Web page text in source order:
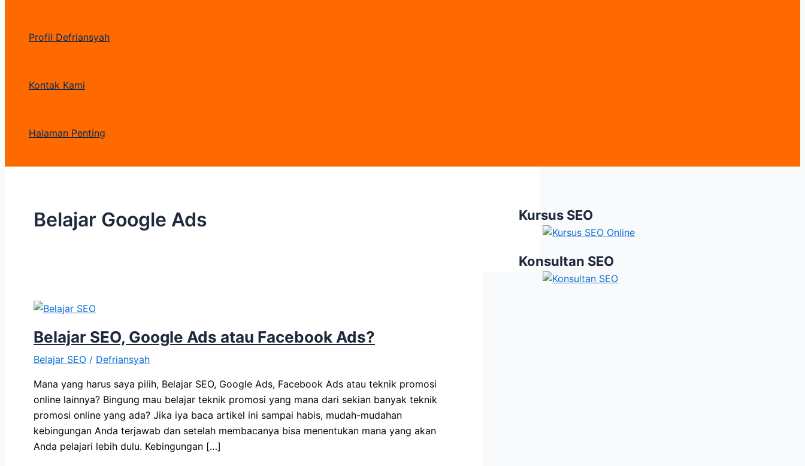
Profil Defriansyah
Kontak Kami
Halaman Penting
Belajar Google Ads
Belajar SEO, Google Ads atau Facebook Ads?
Belajar SEO / Defriansyah
Mana yang harus saya pilih, Belajar SEO, Google Ads, Facebook Ads atau teknik promosi
online lainnya? Bingung mau belajar teknik promosi yang mana dari sekian banyak teknik
promosi online yang ada? Jika iya baca artikel ini sampai habis, mudah-mudahan
kebingungan Anda terjawab dan setelah membacanya bisa menentukan mana yang akan
Anda pelajari lebih dulu. Kebingungan […]
Kursus SEO
Konsultan SEO